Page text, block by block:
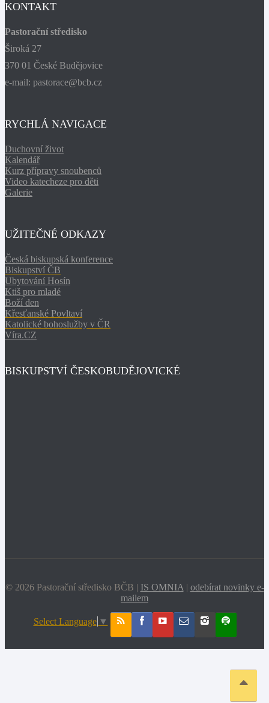
KONTAKT
Pastorační středisko
Široká 27
370 01 České Budějovice
e-mail: pastorace@bcb.cz
RYCHLÁ NAVIGACE
Duchovní život
Kalendář
Kurz přípravy snoubenců
Video katecheze pro děti
Galerie
UŽITEČNÉ ODKAZY
Česká biskupská konference
Biskupství ČB
Ubytování Hosín
Ktiš pro mladé
Boží den
Křesťanské Povltaví
Katolické bohoslužby v ČR
Víra.CZ
BISKUPSTVÍ ČESKOBUDĚJOVICKÉ
© 2026 Pastorační středisko BČB | IS OMNIA | odebírat novinky e-
mailem
Select Language ▼